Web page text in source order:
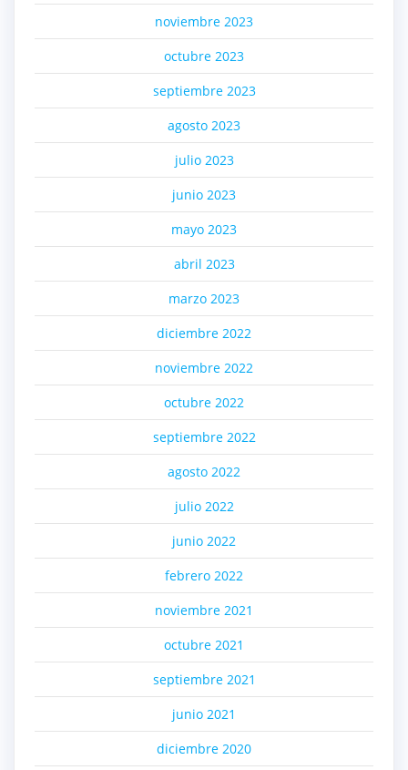
noviembre 2023
octubre 2023
septiembre 2023
agosto 2023
julio 2023
junio 2023
mayo 2023
abril 2023
marzo 2023
diciembre 2022
noviembre 2022
octubre 2022
septiembre 2022
agosto 2022
julio 2022
junio 2022
febrero 2022
noviembre 2021
octubre 2021
septiembre 2021
junio 2021
diciembre 2020